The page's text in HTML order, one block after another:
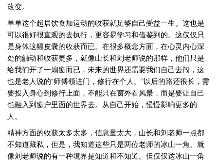
改变。
单单这个起居饮食加运动的收获就足够自己受益一生。这也是
可以很好很直观的去执行，更容易学习和借鉴到的。这仅仅只
是身体这幅皮囊的收获而已。在很多概念方面，在心灵内心深
处的触动和收获更多，就像山长和刘老师说的那样，他们只是
给我们开了一扇窗而已，未来的世界还需要我们自己去闯，这
也是老人说的“师傅领进门，修行在个人。”以后的路还很长，需
要投入身心到修行上面，不能只在窗外看风景，而是要让自己
也融入到窗户里面的世界去。从自己开始，慢慢影响更多的
人。
精神方面的收获太多太多，信息量太大，山长和刘老师一点都
不知道藏私，但是，我知道这些只是两位老师的冰山一角。就
像刘老师说的有一种境界是知道和不知道。但仅仅这冰山一角